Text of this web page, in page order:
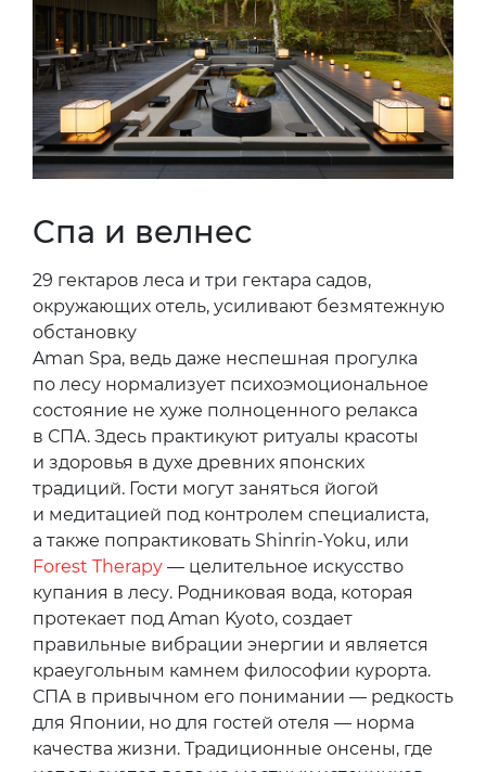
Спа и велнес
29 гектаров леса и три гектара садов,
окружающих отель, усиливают безмятежную
обстановку
Aman Spa, ведь даже неспешная прогулка
по лесу нормализует психоэмоциональное
состояние не хуже полноценного релакса
в СПА. Здесь практикуют ритуалы красоты
и здоровья в духе древних японских
традиций. Гости могут заняться йогой
и медитацией под контролем специалиста,
а также попрактиковать Shinrin-Yoku, или
Forest Therapy — целительное искусство
купания в лесу. Родниковая вода, которая
протекает под Aman Kyoto, создает
правильные вибрации энергии и является
краеугольным камнем философии курорта.
СПА в привычном его понимании — редкость
для Японии, но для гостей отеля — норма
качества жизни. Традиционные онсены, где